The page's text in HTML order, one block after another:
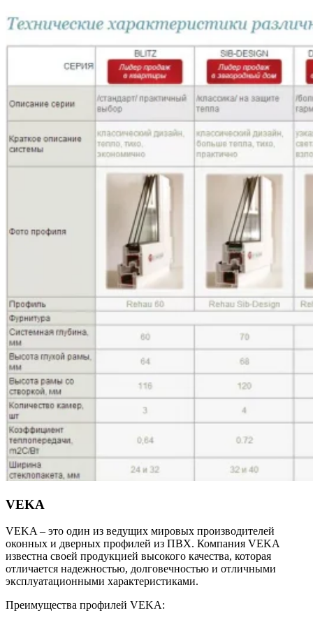
VEKA
VEKA – это один из ведущих мировых производителей
оконных и дверных профилей из ПВХ. Компания VEKA
известна своей продукцией высокого качества, которая
отличается надежностью, долговечностью и отличными
эксплуатационными характеристиками.
Преимущества профилей VEKA: